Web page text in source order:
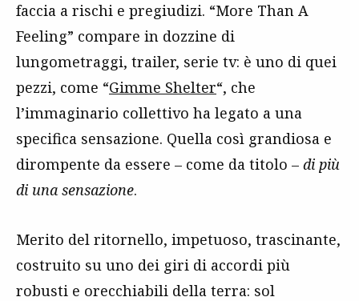
faccia a rischi e pregiudizi. “More Than A
Feeling” compare in dozzine di
lungometraggi, trailer, serie tv: è uno di quei
pezzi, come “Gimme Shelter“, che
l’immaginario collettivo ha legato a una
specifica sensazione. Quella così grandiosa e
dirompente da essere – come da titolo – di più
di una sensazione.
Merito del ritornello, impetuoso, trascinante,
costruito su uno dei giri di accordi più
robusti e orecchiabili della terra: sol